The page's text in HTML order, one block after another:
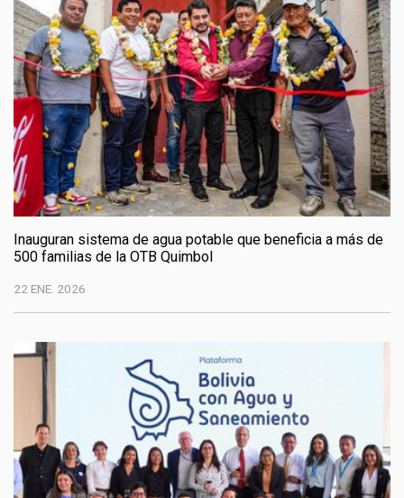
Inauguran sistema de agua potable que beneficia a más de
500 familias de la OTB Quimbol
22 ENE. 2026